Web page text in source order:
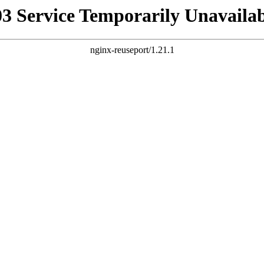
Service Temporarily
nginx-reuseport/1.21.1